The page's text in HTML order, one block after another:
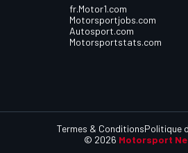
fr.Motor1.com
Motorsportjobs.com
Autosport.com
Motorsportstats.com
© 2026 Motorsport
Termes & ConditionsPolitique